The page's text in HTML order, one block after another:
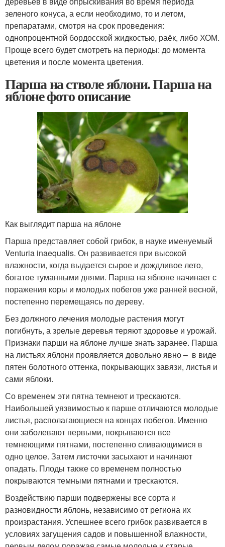
зеленого конуса, а если необходимо, то и летом,
препаратами, смотря на срок проведения:
однопроцентной бордосской жидкостью, раёк, либо ХОМ.
Проще всего будет смотреть на периоды: до момента
цветения и после момента цветения.
Парша на стволе яблони. Парша на
яблоне фото описание
Как выглядит парша на яблоне
Парша представляет собой грибок, в науке именуемый
Venturia inaequalis. Он развивается при высокой
влажности, когда выдается сырое и дождливое лето,
богатое туманными днями. Парша на яблоне начинает с
поражения коры и молодых побегов уже ранней весной,
постепенно перемещаясь по дереву.
Без должного лечения молодые растения могут
погибнуть, а зрелые деревья теряют здоровье и урожай.
Признаки парши на яблоне лучше знать заранее. Парша
на листьях яблони проявляется довольно явно – в виде
пятен болотного оттенка, покрывающих завязи, листья и
сами яблоки.
Со временем эти пятна темнеют и трескаются.
Наибольшей уязвимостью к парше отличаются молодые
листья, располагающиеся на концах побегов. Именно
они заболевают первыми, покрываются все
темнеющими пятнами, постепенно сливающимися в
одно целое. Затем листочки засыхают и начинают
опадать. Плоды также со временем полностью
покрываются темными пятнами и трескаются.
Воздействию парши подвержены все сорта и
разновидности яблонь, независимо от региона их
произрастания. Успешнее всего грибок развивается в
условиях загущения садов и повышенной влажности,